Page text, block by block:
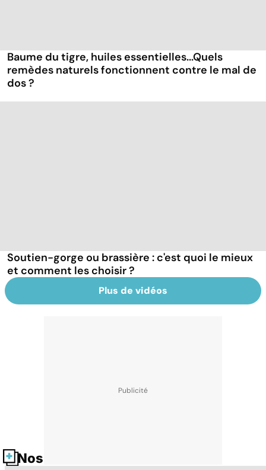
Baume du tigre, huiles essentielles...Quels
remèdes naturels fonctionnent contre le mal de
dos ?
Soutien-gorge ou brassière : c'est quoi le mieux
et comment les choisir ?
Plus de vidéos
Nos fiches santé